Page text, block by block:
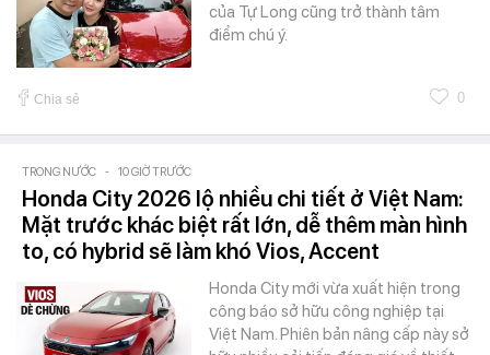
của Tự Long cũng trở thành tâm
điểm chú ý.
Chia sẻ 0
TRONG NƯỚC - 10 GIỜ TRƯỚC
Honda City 2026 lộ nhiều chi tiết ở Việt Nam:
Mặt trước khác biệt rất lớn, dễ thêm màn hình
to, có hybrid sẽ làm khó Vios, Accent
Honda City mới vừa xuất hiện trong
công báo sở hữu công nghiệp tại
Việt Nam. Phiên bản nâng cấp này sở